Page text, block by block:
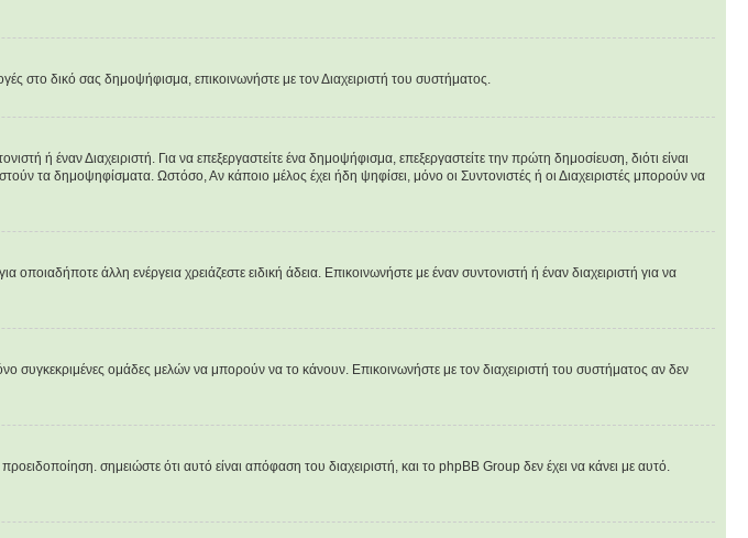
στο δικό σας δημοψήφισμα, επικοινωνήστε με τον Διαχειριστή του συστήματος.
έναν Διαχειριστή. Για να επεξεργαστείτε ένα δημοψήφισμα, επεξεργαστείτε την πρώτη δημοσίευση, διότι είναι
τα δημοψηφίσματα. Ωστόσο, Αν κάποιο μέλος έχει ήδη ψηφίσει, μόνο οι Συντονιστές ή οι Διαχειριστές μπορούν να
οποιαδήποτε άλλη ενέργεια χρειάζεστε ειδική άδεια. Επικοινωνήστε με έναν συντονιστή ή έναν διαχειριστή για να
συγκεκριμένες ομάδες μελών να μπορούν να το κάνουν. Επικοινωνήστε με τον διαχειριστή του συστήματος αν δεν
σημειώστε ότι αυτό είναι απόφαση του διαχειριστή, και το phpBB Group δεν έχει να κάνει με αυτό.